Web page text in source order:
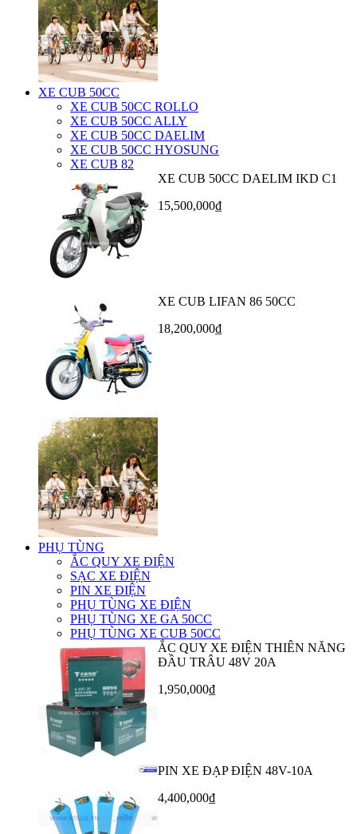
XE CUB 50CC
XE CUB 50CC ROLLO
XE CUB 50CC ALLY
XE CUB 50CC DAELIM
XE CUB 50CC HYOSUNG
XE CUB 82
XE CUB 50CC DAELIM IKD C1
15,500,000₫
XE CUB LIFAN 86 50CC
18,200,000₫
PHỤ TÙNG
ẮC QUY XE ĐIỆN
SẠC XE ĐIỆN
PIN XE ĐIỆN
PHỤ TÙNG XE ĐIỆN
PHỤ TÙNG XE GA 50CC
PHỤ TÙNG XE CUB 50CC
ẮC QUY XE ĐIỆN THIÊN NĂNG
ĐẦU TRÂU 48V 20A
1,950,000₫
PIN XE ĐẠP ĐIỆN 48V-10A
4,400,000₫